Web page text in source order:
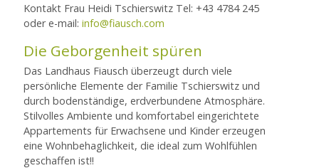
Kontakt Frau Heidi Tschierswitz Tel: +43 4784 245
oder e-mail:info@fiausch.com
Die Geborgenheit spüren
Das Landhaus Fiausch überzeugt durch viele
persönliche Elemente der Familie Tschierswitz und
durch bodenständige, erdverbundene Atmosphäre.
Stilvolles Ambiente und komfortabel eingerichtete
Appartements für Erwachsene und Kinder erzeugen
eine Wohnbehaglichkeit, die ideal zum Wohlfühlen
geschaffen ist!!